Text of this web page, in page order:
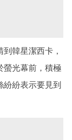
韓星潔西卡，
螢光幕前，積極
紛表示要見到